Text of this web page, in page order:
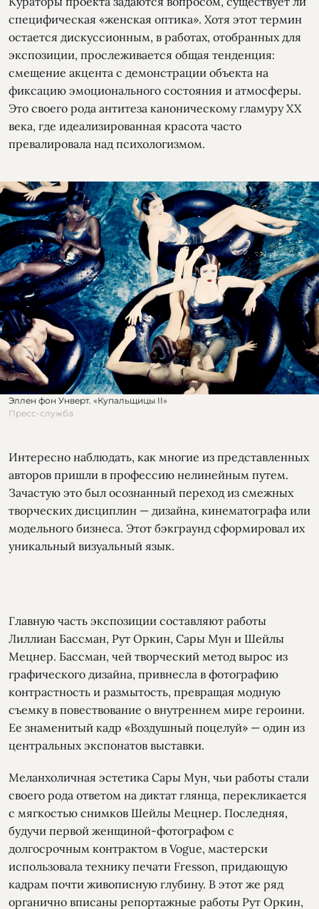
специфическая «женская оптика». Хотя этот термин
остается дискуссионным, в работах, отобранных для
экспозиции, прослеживается общая тенденция:
смещение акцента с демонстрации объекта на
фиксацию эмоционального состояния и атмосферы.
Это своего рода антитеза каноническому гламуру XX
века, где идеализированная красота часто
превалировала над психологизмом.
Эллен фон Унверт. «Купальщицы II»
Пресс-служба
Интересно наблюдать, как многие из представленных
авторов пришли в профессию нелинейным путем.
Зачастую это был осознанный переход из смежных
творческих дисциплин — дизайна, кинематографа или
модельного бизнеса. Этот бэкграунд сформировал их
уникальный визуальный язык.
Главную часть экспозиции составляют работы
Лиллиан Бассман, Рут Оркин, Сары Мун и Шейлы
Мецнер. Бассман, чей творческий метод вырос из
графического дизайна, привнесла в фотографию
контрастность и размытость, превращая модную
съемку в повествование о внутреннем мире героини.
Ее знаменитый кадр «Воздушный поцелуй» — один из
центральных экспонатов выставки.
Меланхоличная эстетика Сары Мун, чьи работы стали
своего рода ответом на диктат глянца, перекликается
с мягкостью снимков Шейлы Мецнер. Последняя,
будучи первой женщиной-фотографом с
долгосрочным контрактом в Vogue, мастерски
использовала технику печати Fresson, придающую
кадрам почти живописную глубину. В этот же ряд
органично вписаны репортажные работы Рут Оркин,